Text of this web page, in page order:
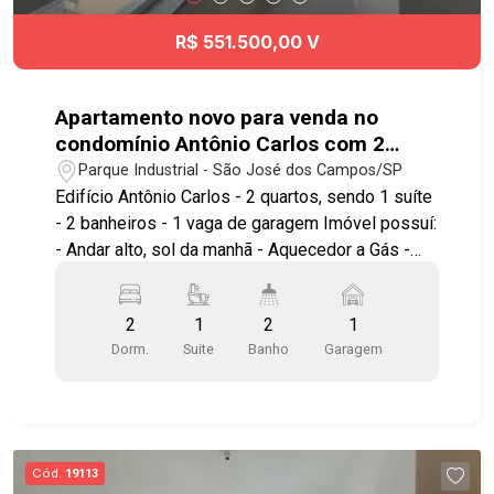
R$ 551.500,00 V
Apartamento novo para venda no
condomínio Antônio Carlos com 2
quartos sendo 1 suíte - No bairro
Parque industrial - SJC
Parque Industrial - São José dos Campos/SP
Edifício Antônio Carlos - 2 quartos, sendo 1 suíte
- 2 banheiros - 1 vaga de garagem Imóvel possuí:
- Andar alto, sol da manhã - Aquecedor a Gás -
suíte - Prédio com torre única com 90
apartamentos Lazer completo com Roofto, Salão
de festas, espaço gourmet, piscina adulto e
e serviços nos arredores. Fácil acesso à Avenida
Bacabal, ao Anel Viário, à Rodovia Presidente
2
Dorm.
1
Suite
2
Banho
1
Garagem
Cód. 19113